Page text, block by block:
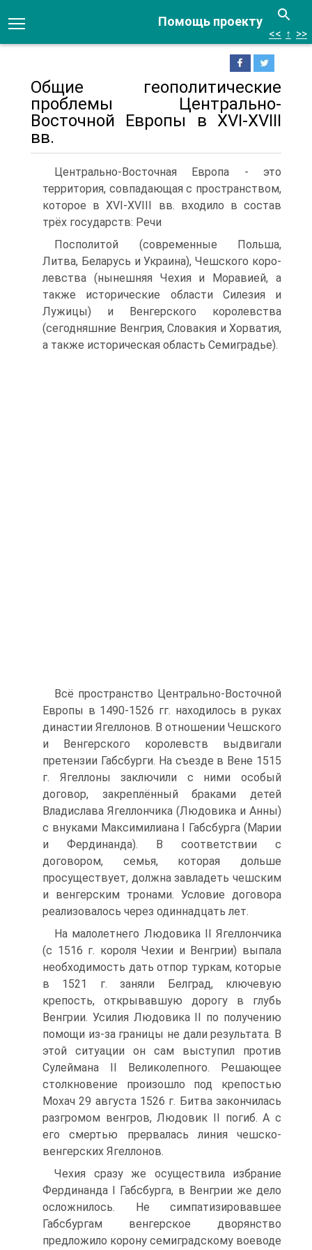
Помощь проекту
<< ↑ >>
Общие геополитические
проблемы Центрально-
Восточной Европы в XVI-XVIII
вв.
Центрально-Восточная Европа - это
территория, совпадающая с пространством,
которое в XVI-XVIII вв. входило в состав
трёх государств: Речи
Посполитой (современные Польша,
Литва, Беларусь и Украина), Чешского коро­
левства (нынешняя Чехия и Моравией, а
также исторические области Силезия и
Лужицы) и Венгерского королевства
(сегодняшние Венгрия, Словакия и Хорва­тия,
а также историческая область Семиградье).
Всё пространство Центрально-Восточной
Европы в 1490-1526 гг. находилось в руках
династии Ягеллонов. В отношении Чешского
и Венгерского королевств выдвигали
претензии Габсбурги. На съезде в Вене 1515
г. Ягеллоны заключили с ними особый
договор, закреплённый браками детей
Владислава Ягеллончика (Людовика и Анны)
с внуками Максимилиана I Габсбурга (Марии
и Фердинанда). В соответствии с
договором, семья, которая дольше
просуществует, должна за­владеть чешским
и венгерским тронами. Условие договора
реализовалось через одиннадцать лет.
На малолетнего Людовика II Ягеллончика
(с 1516 г. короля Чехии и Венгрии) выпала
необходимость дать отпор туркам, которые
в 1521 г. заняли Белград, клю­чевую
крепость, открывавшую дорогу в глубь
Венгрии. Усилия Людовика II по получению
помощи из-за границы не дали результата. В
этой ситуации он сам выступил против
Сулеймана II Великолепного. Решающее
столкновение произо­шло под крепостью
Мохач 29 августа 1526 г. Битва закончилась
разгромом вен­гров, Людовик II погиб. А с
его смертью прервалась линия чешско-
венгерских Ягеллонов.
Чехия сразу же осуществила избрание
Фердинанда I Габсбурга, в Венгрии же дело
осложнилось. Не симпатизировавшее
Габсбургам венгерское дворянство
предложило корону семиградскому воеводе